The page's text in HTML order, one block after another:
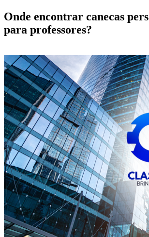
Onde encontrar canecas
para professores?